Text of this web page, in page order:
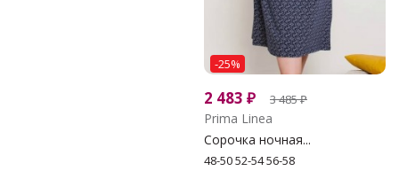
-25%
2 483 ₽ 3 485₽
Prima Linea
Сорочка ночная...
48-50 52-54 56-58